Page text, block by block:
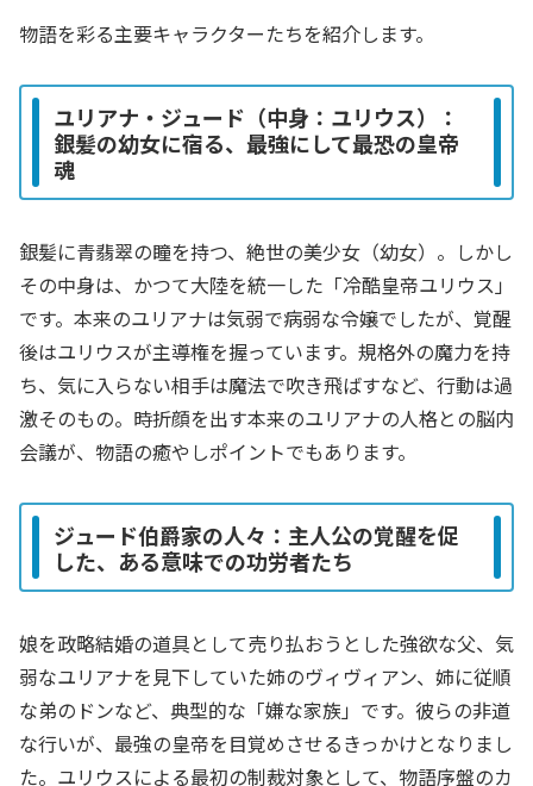
物語を彩る主要キャラクターたちを紹介します。
ユリアナ・ジュード（中身：ユリウス）：
銀髪の幼女に宿る、最強にして最恐の皇帝
魂
銀髪に青翡翠の瞳を持つ、絶世の美少女（幼女）。しかし
その中身は、かつて大陸を統一した「冷酷皇帝ユリウス」
です。本来のユリアナは気弱で病弱な令嬢でしたが、覚醒
後はユリウスが主導権を握っています。規格外の魔力を持
ち、気に入らない相手は魔法で吹き飛ばすなど、行動は過
激そのもの。時折顔を出す本来のユリアナの人格との脳内
会議が、物語の癒やしポイントでもあります。
ジュード伯爵家の人々：主人公の覚醒を促
した、ある意味での功労者たち
娘を政略結婚の道具として売り払おうとした強欲な父、気
弱なユリアナを見下していた姉のヴィヴィアン、姉に従順
な弟のドンなど、典型的な「嫌な家族」です。彼らの非道
な行いが、最強の皇帝を目覚めさせるきっかけとなりまし
た。ユリウスによる最初の制裁対象として、物語序盤のカ